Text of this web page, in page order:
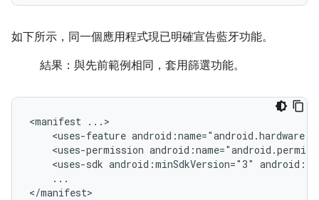
如下所示，同一個應用程式現已明確宣告藍牙功能。
結果： 與先前範例相同，套用篩選功能。
<manifest
<uses-feature
<uses-permission
<uses-sdk android:minSdkVersion="3"
...
</manifest>